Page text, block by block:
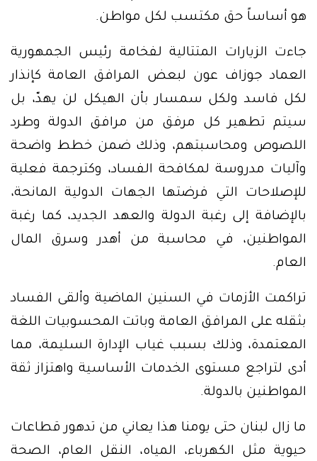
هو أساساً حق مكتسب لكل مواطن.
جاءت الزيارات المتتالية لفخامة رئيس الجمهورية
العماد جوزاف عون لبعض المرافق العامة كإنذار
لكل فاسد ولكل سمسار بأن الهيكل لن يهدّ، بل
سيتم تطهير كل مرفق من مرافق الدولة وطرد
اللصوص ومحاسبتهم، وذلك ضمن خطط واضحة
وآليات مدروسة لمكافحة الفساد، وكترجمة فعلية
للإصلاحات التي فرضتها الجهات الدولية المانحة،
بالإضافة إلى رغبة الدولة والعهد الجديد، كما رغبة
المواطنين، في محاسبة من أهدر وسرق المال
العام.
تراكمت الأزمات في السنين الماضية وألقى الفساد
بثقله على المرافق العامة وباتت المحسوبيات اللغة
المعتمدة، وذلك بسبب غياب الإدارة السليمة، مما
أدى لتراجع مستوى الخدمات الأساسية واهتزاز ثقة
المواطنين بالدولة.
ما زال لبنان حتى يومنا هذا يعاني من تدهور قطاعات
حيوية مثل الكهرباء، المياه، النقل العام، الصحة